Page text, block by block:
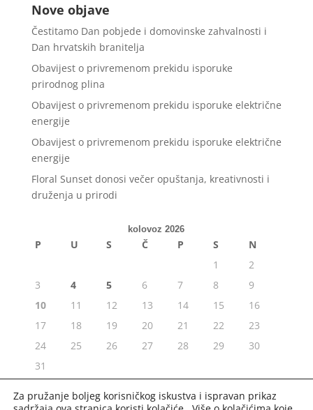
Nove objave
Čestitamo Dan pobjede i domovinske zahvalnosti i
Dan hrvatskih branitelja
Obavijest o privremenom prekidu isporuke
prirodnog plina
Obavijest o privremenom prekidu isporuke električne
energije
Obavijest o privremenom prekidu isporuke električne
energije
Floral Sunset donosi večer opuštanja, kreativnosti i
druženja u prirodi
kolovoz 2026
P U S Č P S
N
1
2
3
4 5 6 7 8
9
10
11 12 13 14 15
16
17
18 19 20 21 22
23
24
25 26 27 28 29
30
31
« srp
Za pružanje boljeg korisničkog iskustva i ispravan prikaz